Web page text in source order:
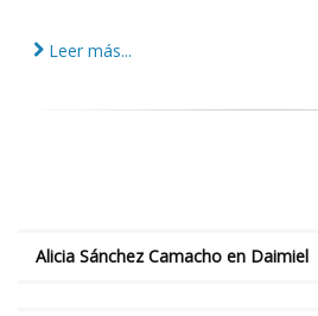
Leer más...
Alicia Sánchez Camacho en Daimiel